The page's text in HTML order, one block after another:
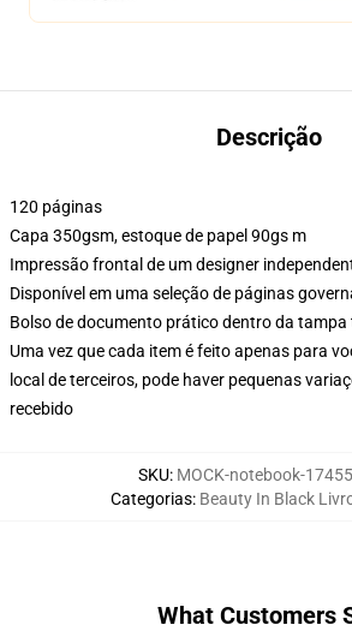
Descrição
120 páginas
Capa 350gsm, estoque de papel 90gs m
Impressão frontal de um designer
Disponível em uma seleção de páginas
Bolso de documento prático dentro da tampa
Uma vez que cada item é feito apenas para
local de terceiros, pode haver pequenas
recebido
SKU: MOCK-notebook-
Categorias: Beauty In Black
What Customers